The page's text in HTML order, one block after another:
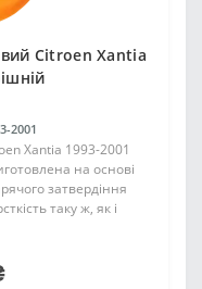
Citroen Xantia
2001
Xantia 1993-2001
на основі
затвердіння
таку ж, як і